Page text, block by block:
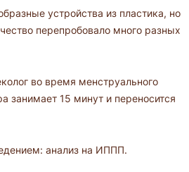
устройства из пластика, но
перепробовало много разных
во время менструального
занимает 15 минут и переносится
анализ на ИППП.